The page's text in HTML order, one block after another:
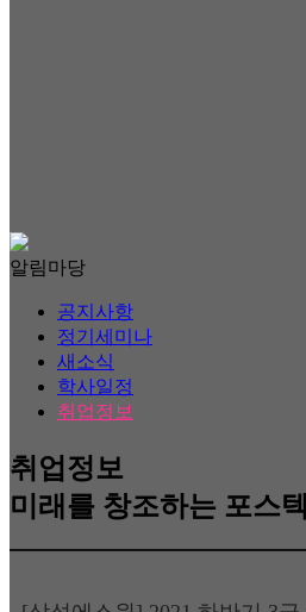
알림마당
공지사항
정기세미나
새소식
학사일정
취업정보
취업정보
미래를 창조하는 포스